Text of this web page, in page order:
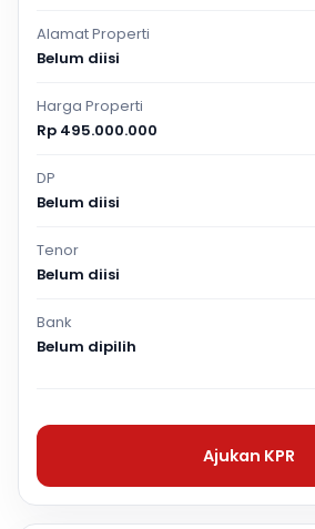
Alamat Properti
Belum diisi
Harga Properti
Rp 495.000.000
DP
Belum diisi
Tenor
Belum diisi
Bank
Belum dipilih
Ajukan KPR